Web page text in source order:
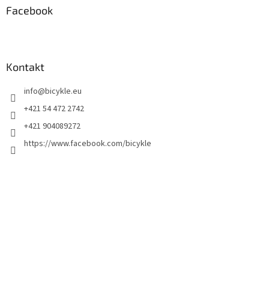
Facebook
Kontakt
info@bicykle.eu
+421 54 472 2742
+421 904089272
https://www.facebook.com/bicykle